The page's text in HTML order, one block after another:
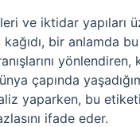
ve iktidar yapıları
bir anlamda
çapında
yaparken, bu
ifade eder.